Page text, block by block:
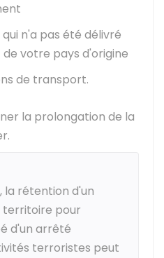
n'a pas été délivré
votre pays d'origine
de transport.
la prolongation de la
la rétention d'un
pour
d'un arrêté
terroristes peut